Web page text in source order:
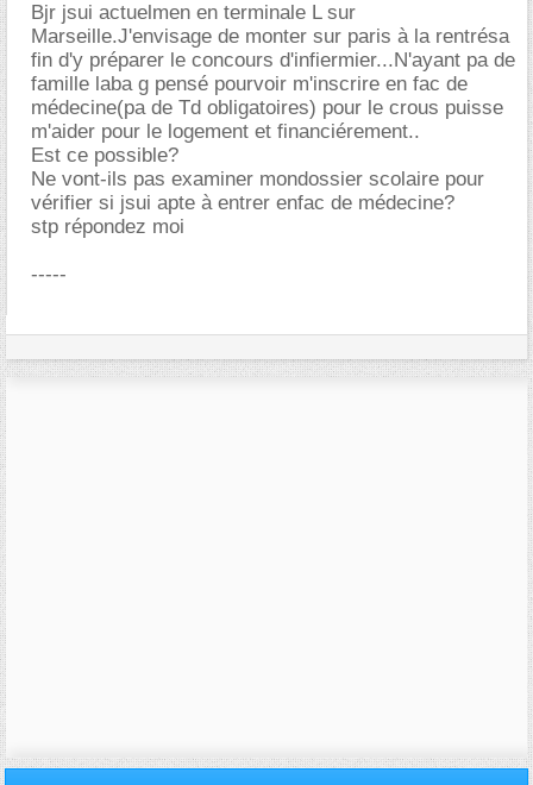
Bjr jsui actuelmen en terminale L sur
Marseille.J'envisage de monter sur paris à la rentrésa
fin d'y préparer le concours d'infiermier...N'ayant pa de
famille laba g pensé pourvoir m'inscrire en fac de
médecine(pa de Td obligatoires) pour le crous puisse
m'aider pour le logement et financiérement..
Est ce possible?
Ne vont-ils pas examiner mondossier scolaire pour
vérifier si jsui apte à entrer enfac de médecine?
stp répondez moi
-----